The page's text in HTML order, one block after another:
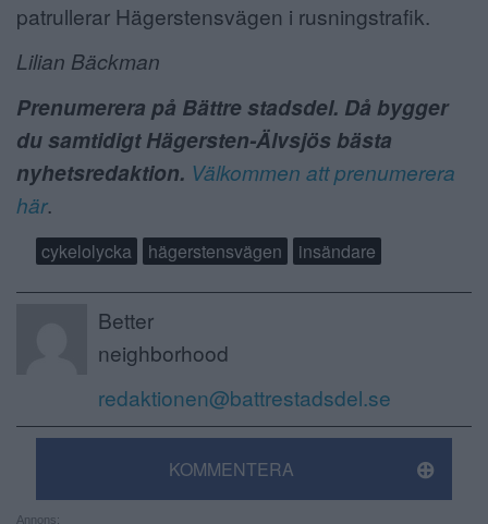
patrullerar Hägerstensvägen i rusningstrafik.
Lilian Bäckman
Prenumerera på Bättre stadsdel. Då bygger
du samtidigt Hägersten-Älvsjös bästa
nyhetsredaktion. Välkommen att prenumerera
här.
cykelolycka hägerstensvägen insändare
Better
neighborhood
redaktionen@battrestadsdel.se
KOMMENTERA
Annons: